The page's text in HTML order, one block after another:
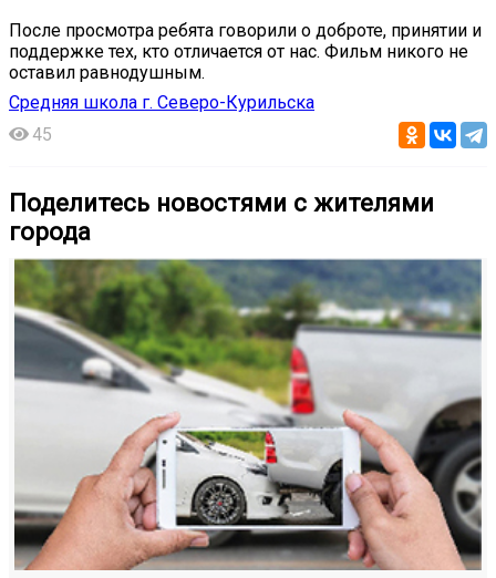
После просмотра ребята говорили о доброте, принятии и
поддержке тех, кто отличается от нас. Фильм никого не
оставил равнодушным. ️
Средняя школа г. Северо-Курильска
45
Поделитесь новостями с жителями
города